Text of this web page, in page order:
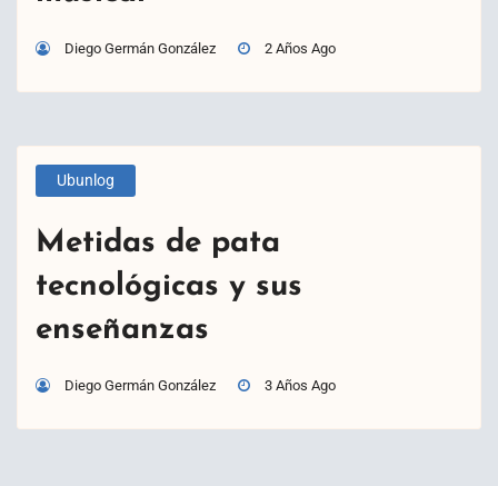
Diego Germán González 2 Años Ago
Ubunlog
Metidas de pata
tecnológicas y sus
enseñanzas
Diego Germán González 3 Años Ago